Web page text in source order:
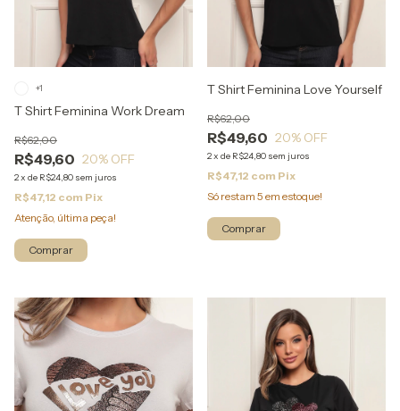
T Shirt Feminina Work Dream
R$49,60
R$62,00
20% OFF
2x de R$24,80 sem juros
R$47,12 com Pix
Atenção, última peça!
+1
Comprar
T Shirt Feminina Love Yourself
R$49,60
R$62,00
20% OFF
2x de R$24,80 sem juros
R$47,12 com Pix
Só restam 5 em estoque!
Comprar